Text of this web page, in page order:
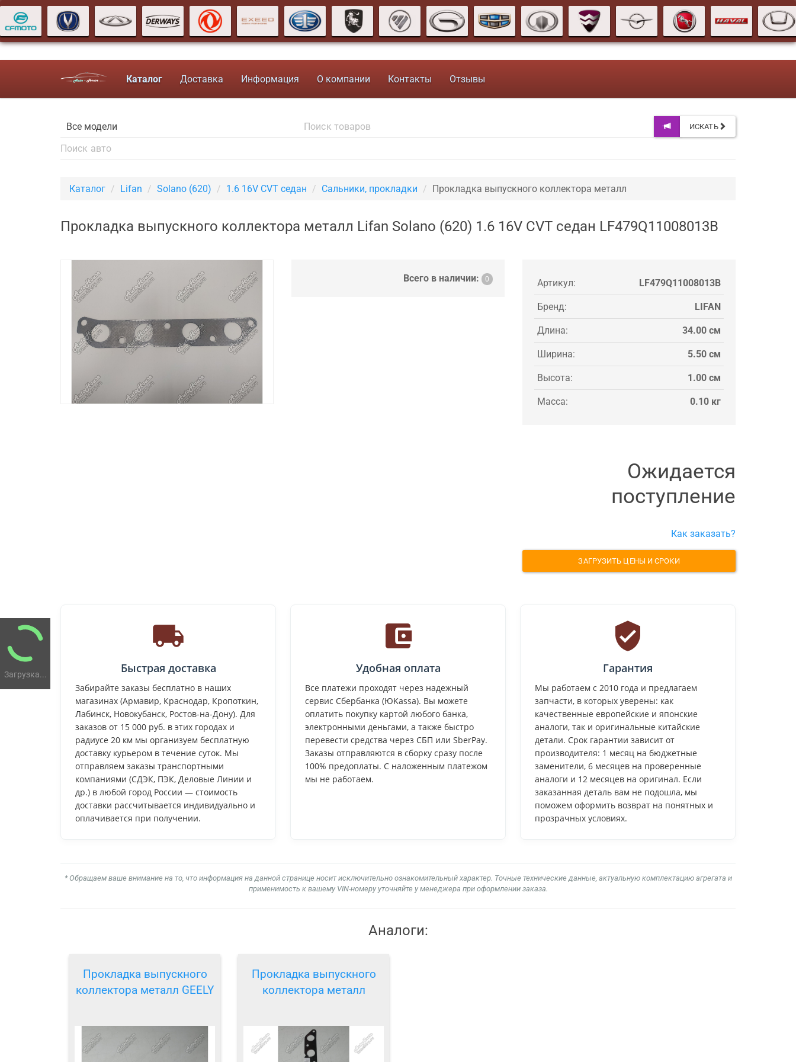
Загрузка...
Каталог Доставка Информация О компании Контакты Отзывы
ИСКАТЬ
Каталог Lifan Solano (620) 1.6 16V CVT седан Сальники, прокладки Прокладка выпускного коллектора металл
Прокладка выпускного коллектора металл Lifan Solano (620) 1.6 16V CVT седан LF479Q11008013B
Всего в наличии: 0 Артикул: LF479Q11008013B
Бренд: LIFAN
Длина: 34.00 см
Ширина: 5.50 см
Высота: 1.00 см
Масса: 0.10 кг
Ожидается
поступление
Как заказать?
ЗАГРУЗИТЬ ЦЕНЫ И СРОКИ
Быстрая доставка
Забирайте заказы бесплатно в наших
магазинах (Армавир, Краснодар, Кропоткин,
Лабинск, Новокубанск, Ростов-на-Дону). Для
заказов от 15 000 руб. в этих городах и
радиусе 20 км мы организуем бесплатную
доставку курьером в течение суток. Мы
отправляем заказы транспортными
компаниями (СДЭК, ПЭК, Деловые Линии и
др.) в любой город России — стоимость
доставки рассчитывается индивидуально и
оплачивается при получении.
Удобная оплата
Все платежи проходят через надежный
сервис Сбербанка (ЮKassa). Вы можете
оплатить покупку картой любого банка,
электронными деньгами, а также быстро
перевести средства через СБП или SberPay.
Заказы отправляются в сборку сразу после
100% предоплаты. С наложенным платежом
мы не работаем.
Гарантия
Мы работаем с 2010 года и предлагаем
запчасти, в которых уверены: как
качественные европейские и японские
аналоги, так и оригинальные китайские
детали. Срок гарантии зависит от
производителя: 1 месяц на бюджетные
заменители, 6 месяцев на проверенные
аналоги и 12 месяцев на оригинал. Если
заказанная деталь вам не подошла, мы
поможем оформить возврат на понятных и
прозрачных условиях.
* Обращаем ваше внимание на то, что информация на данной странице носит исключительно ознакомительный характер. Точные технические данные, актуальную комплектацию агрегата и
применимость к вашему VIN-номеру уточняйте у менеджера при оформлении заказа.
Аналоги:
Прокладка выпускного
коллектора металл GEELY
Прокладка выпускного
коллектора металл